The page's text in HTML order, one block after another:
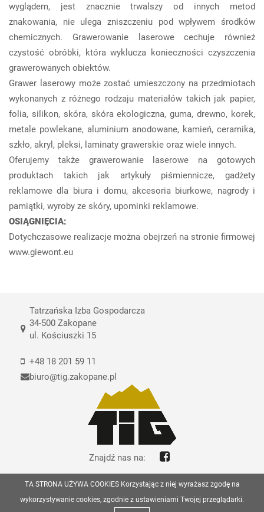
wyglądem, jest znacznie trwalszy od innych metod
znakowania, nie ulega zniszczeniu pod wpływem środków
chemicznych. Grawerowanie laserowe cechuje również
czystość obróbki, która wyklucza konieczności czyszczenia
grawerowanych obiektów.
Grawer laserowy może zostać umieszczony na przedmiotach
wykonanych z różnego rodzaju materiałów takich jak papier,
folia, silikon, skóra, skóra ekologiczna, guma, drewno, korek,
metale powlekane, aluminium anodowane, kamień, ceramika,
szkło, akryl, pleksi, laminaty grawerskie oraz wiele innych.
Oferujemy także grawerowanie laserowe na gotowych
produktach takich jak artykuły piśmiennicze, gadżety
reklamowe dla biura i domu, akcesoria biurkowe, nagrody i
pamiątki, wyroby ze skóry, upominki reklamowe.
OSIĄGNIĘCIA:
Dotychczasowe realizacje można obejrzeń na stronie firmowej
www.giewont.eu
Tatrzańska Izba Gospodarcza
34-500 Zakopane
ul. Kościuszki 15
+48 18 201 59 11
biuro@tig.zakopane.pl
Znajdź nas na:
© Copyrights Tatrzańska Izba Gospodarcza 2026
TA STRONA UŻYWA COOKIES Korzystając z niej wyrażasz zgodę na
wykorzystywanie cookies, zgodnie z ustawieniami Twojej przeglądarki.